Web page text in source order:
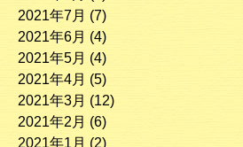
2021年7月 (7)
2021年6月 (4)
2021年5月 (4)
2021年4月 (5)
2021年3月 (12)
2021年2月 (6)
2021年1月 (2)